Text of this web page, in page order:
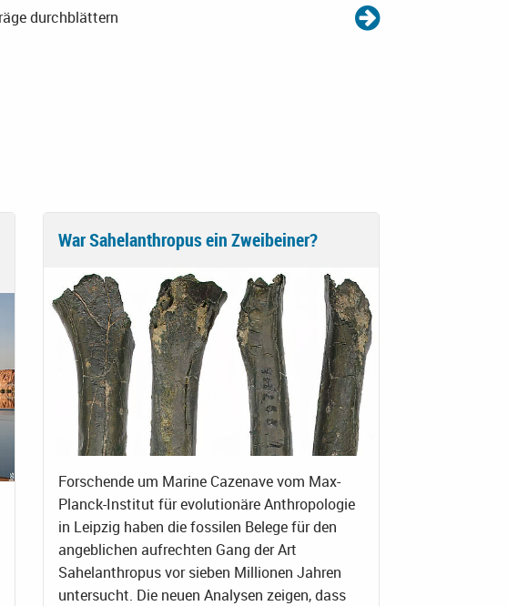
durchblättern
War Sahelanthropus ein Zweibeiner?
Forschende um Marine Cazenave vom Max-
Planck-Institut für evolutionäre Anthropologie
in Leipzig haben die fossilen Belege für den
angeblichen aufrechten Gang der Art
Sahelanthropus vor sieben Millionen Jahren
untersucht. Die neuen Analysen zeigen, dass